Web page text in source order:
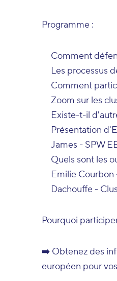
Programme :
Comment
Les processus
Comment
Zoom sur les
Existe-t-il
Présentation
James - SPW
Quels sont les
Emilie Courbon
Dachouffe -
Pourquoi
➡️ Obtenez des
européen pour